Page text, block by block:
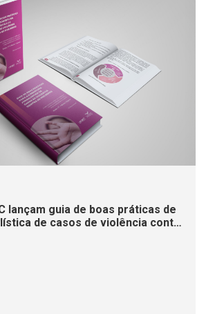
lançam guia de boas práticas de
de casos de violência contra